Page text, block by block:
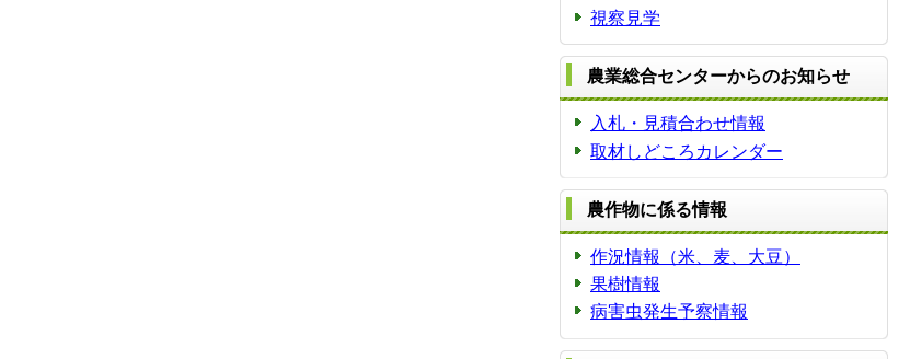
視察見学
農業総合センターからのお知らせ
入札・見積合わせ情報
取材しどころカレンダー
農作物に係る情報
作況情報（米、麦、大豆）
果樹情報
病害虫発生予察情報